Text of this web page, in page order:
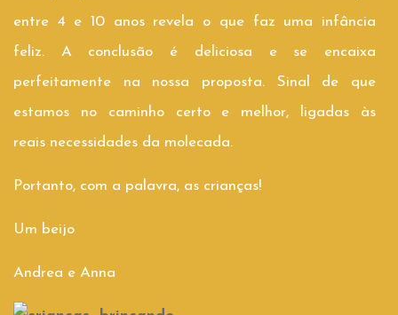
entre 4 e 10 anos revela o que faz uma infância
feliz. A conclusão é deliciosa e se encaixa
perfeitamente na nossa proposta. Sinal de que
estamos no caminho certo e melhor, ligadas às
reais necessidades da molecada.
Portanto, com a palavra, as crianças!
Um beijo
Andrea e Anna